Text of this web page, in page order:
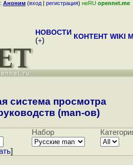
Аноним (вход | регистрация) неRU opennet.me
НОВОСТИ
(+) КОНТЕНТ WIKI
система просмотра
(man-ов)
Набор
]